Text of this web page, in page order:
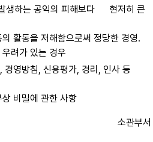
생하는 공익의 피해보다 현저히 큰
활동을 저해함으로써 정당한 경영․
려가 있는 경우
영방침, 신용평가, 경리, 인사 등
비밀에 관한 사항
소관부서